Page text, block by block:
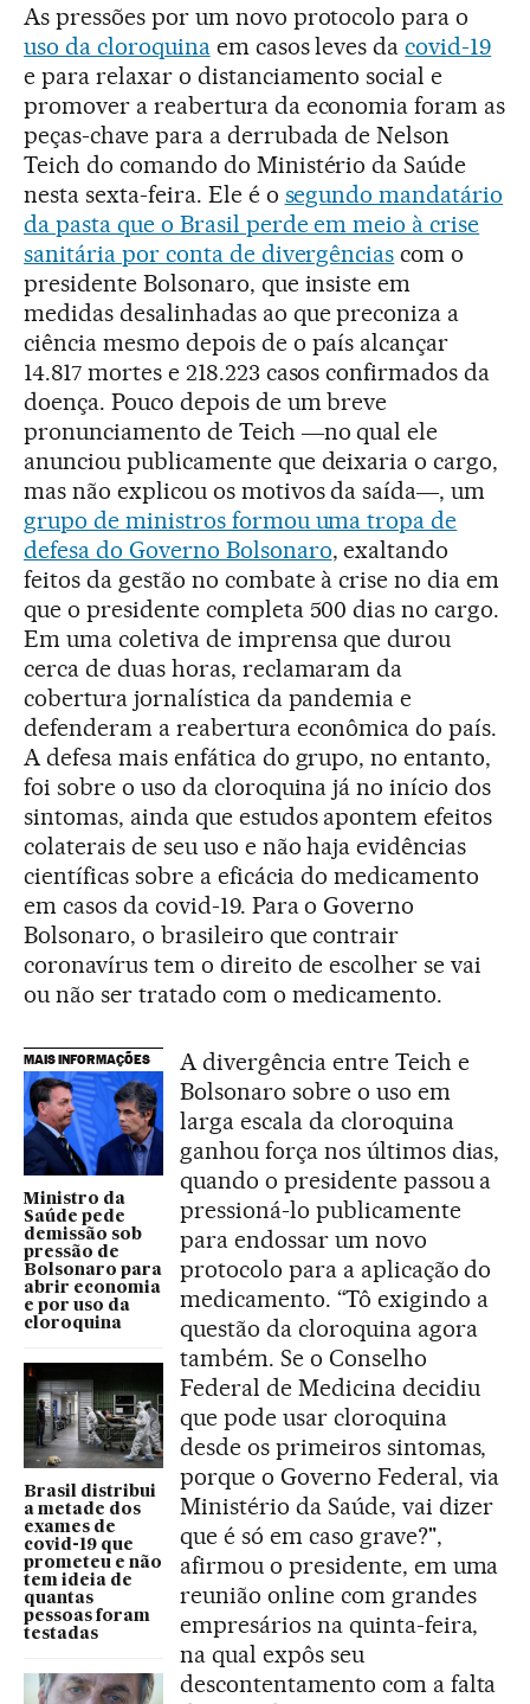
As pressões por um novo protocolo para o
uso da cloroquinaem casos leves dacovid-19
e para relaxar o distanciamento social e
promover a reabertura da economia foram as
peças-chave para a derrubada de Nelson
Teich do comando do Ministério da Saúde
nesta sexta-feira. Ele é o segundo mandatário
da pasta que o Brasil perde em meio à crise
sanitária por conta de divergências com o
presidente Bolsonaro, que insiste em
medidas desalinhadas ao que preconiza a
ciência mesmo depois de o país alcançar
14.817 mortes e 218.223 casos confirmados da
doença. Pouco depois de um breve
pronunciamento de Teich ―no qual ele
anunciou publicamente que deixaria o cargo,
mas não explicou os motivos da saída―, um
grupo de ministros formou uma tropa de
defesa do Governo Bolsonaro, exaltando
feitos da gestão no combate à crise no dia em
que o presidente completa 500 dias no cargo.
Em uma coletiva de imprensa que durou
cerca de duas horas, reclamaram da
cobertura jornalística da pandemia e
defenderam a reabertura econômica do país.
A defesa mais enfática do grupo, no entanto,
foi sobre o uso da cloroquina já no início dos
sintomas, ainda que estudos apontem efeitos
colaterais de seu uso e não haja evidências
científicas sobre a eficácia do medicamento
em casos da covid-19. Para o Governo
Bolsonaro, o brasileiro que contrair
coronavírus tem o direito de escolher se vai
ou não ser tratado com o medicamento.
MAIS INFORMAÇÕES
Ministro da
Saúde pede
demissão sob
pressão de
Bolsonaro para
abrir economia
e por uso da
cloroquina
Brasil distribui
a metade dos
exames de
covid-19 que
prometeu e não
tem ideia de
quantas
pessoas foram
testadas
A divergência entre Teich e
Bolsonaro sobre o uso em
larga escala da cloroquina
ganhou força nos últimos dias,
quando o presidente passou a
pressioná-lo publicamente
para endossar um novo
protocolo para a aplicação do
medicamento. “Tô exigindo a
questão da cloroquina agora
também. Se o Conselho
Federal de Medicina decidiu
que pode usar cloroquina
desde os primeiros sintomas,
porque o Governo Federal, via
Ministério da Saúde, vai dizer
que é só em caso grave?",
afirmou o presidente, em uma
reunião online com grandes
empresários na quinta-feira,
na qual expôs seu
descontentamento com a falta